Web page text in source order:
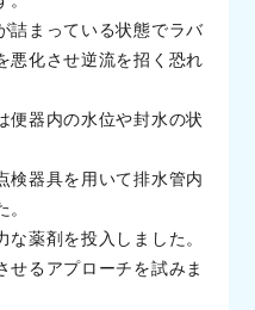
詰まっている状態でラバ
悪化させ逆流を招く恐れ
便器内の水位や封水の状
検器具を用いて排水管内
薬剤を投入しました。
せるアプローチを試みま